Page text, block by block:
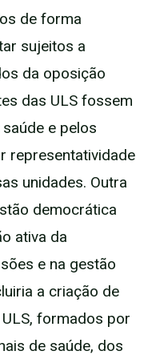
de forma
sujeitos a
da oposição
das ULS fossem
e pelos
representatividade
unidades. Outra
democrática
ativa da
e na gestão
a criação de
formados por
de saúde, dos